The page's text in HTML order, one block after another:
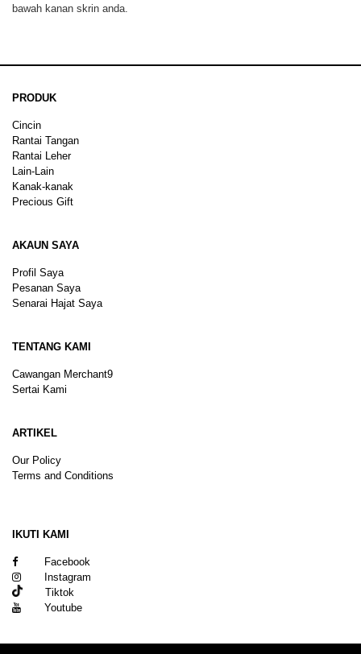
bawah kanan skrin anda.
PRODUK
Cincin
Rantai Tangan
Rantai Leher
Lain-Lain
Kanak-kanak
Precious Gift
AKAUN SAYA
Profil Saya
Pesanan Saya
Senarai Hajat Saya
TENTANG KAMI
Cawangan Merchant9
Sertai Kami
ARTIKEL
Our Policy
Terms and Conditions
IKUTI KAMI
Facebook
Instagram
Tiktok
Youtube